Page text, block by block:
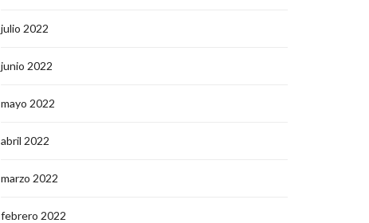
julio 2022
junio 2022
mayo 2022
abril 2022
marzo 2022
febrero 2022